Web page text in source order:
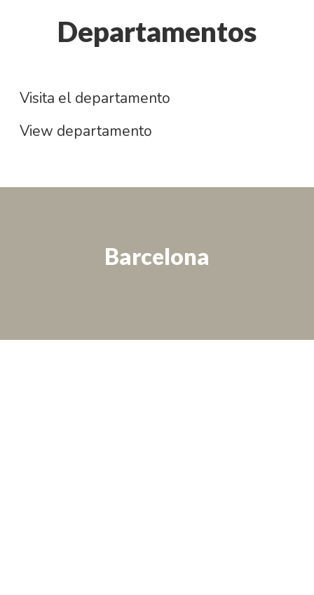
Departamentos
Technology
Visita el departamento
View departamento
Barcelona